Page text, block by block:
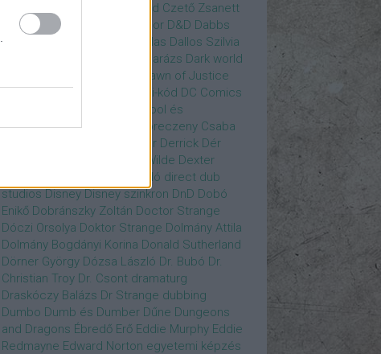
Czető Roland Czető Zsanett
Czigány Judit
Czvetkó Sándor D&D Dabbs
Greer
Dallas Dallos Szilvia
Darázs Dark world
Dawn of Justice
Days of Future Past
Da Vinci-kód DC Comics
Deadpool és
Rozsomák Dead To Me
Debreczeny Csaba
Denevérember Derrick Dér
Devora Wilde Dexter
díjátadó direct dub
studios Disney Disney szinkron DnD Dobó
Enikő Dobránszky Zoltán Doctor Strange
Dóczi Orsolya Doktor Strange Dolmány Attila
Dolmány Bogdányi Korina Donald Sutherland
Dörner György Dózsa László Dr. Bubó Dr.
Christian Troy Dr. Csont dramaturg
Draskóczy Balázs Dr Strange dubbing
Dumbo Dumb és Dumber Dűne Dungeons
and Dragons Ébredő Erő Eddie Murphy Eddie
Redmayne Edward Norton egyetemi képzés